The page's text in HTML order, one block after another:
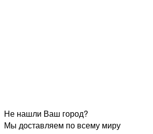
Не нашли Ваш город?
Мы доставляем по всему миру